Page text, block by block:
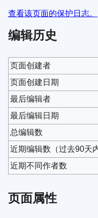
查看该页面的保护日志。
编辑历史
页面创建者
页面创建日期
最后编辑者
最后编辑日期
总编辑数
近期编辑数（过去90天
近期不同作者数
页面属性